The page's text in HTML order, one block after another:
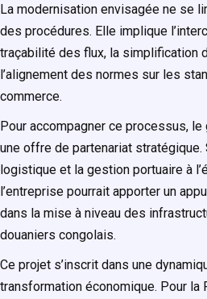
La modernisation envisagée ne se
des procédures. Elle implique
traçabilité des flux, la simplification
l’alignement des normes sur les
commerce.
Pour accompagner ce processus,
une offre de partenariat
logistique et la gestion portuaire à
l’entreprise pourrait apporter un
dans la mise à niveau des
douaniers congolais.
Ce projet s’inscrit dans une
transformation économique. Pour la